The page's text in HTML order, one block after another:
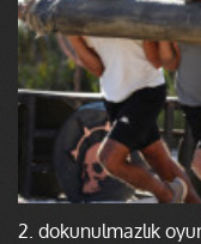
2. dokunulmazlık